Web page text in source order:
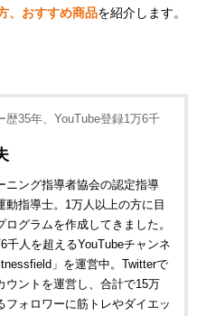
、おすすめ商品を紹介します。
歴35年、YouTube登録1万6千
ニング指導者協会の認定指導
動指導士。1万人以上の方に目
ログラムを作成してきました。
千人を超えるYouTubeチャンネ
」を運営中。Twitterで
ウントを運営し、合計で15万
フォロワーに筋トレやダイエッ